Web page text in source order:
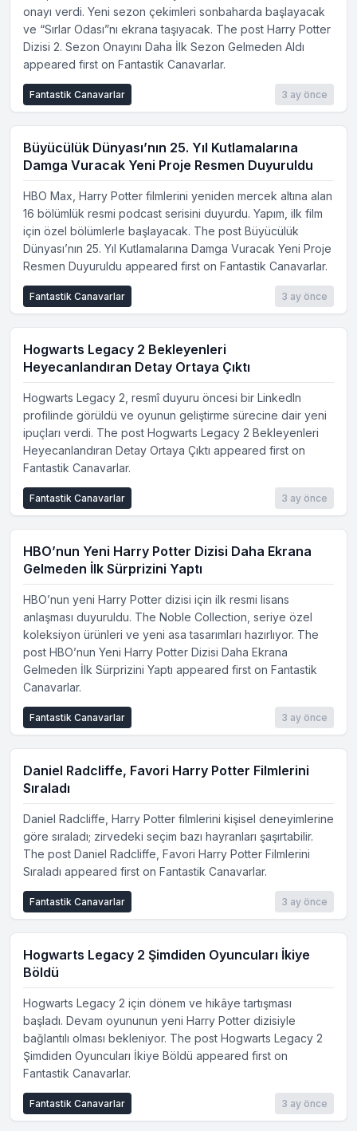
onayı verdi. Yeni sezon çekimleri sonbaharda başlayacak
ve “Sırlar Odası”nı ekrana taşıyacak. The post Harry Potter
Dizisi 2. Sezon Onayını Daha İlk Sezon Gelmeden Aldı
appeared first on Fantastik Canavarlar.
3 ay önce
Fantastik Canavarlar
Büyücülük Dünyası’nın 25. Yıl Kutlamalarına
Damga Vuracak Yeni Proje Resmen Duyuruldu
HBO Max, Harry Potter filmlerini yeniden mercek altına alan
16 bölümlük resmi podcast serisini duyurdu. Yapım, ilk film
için özel bölümlerle başlayacak. The post Büyücülük
Dünyası’nın 25. Yıl Kutlamalarına Damga Vuracak Yeni Proje
Resmen Duyuruldu appeared first on Fantastik Canavarlar.
3 ay önce
Fantastik Canavarlar
Hogwarts Legacy 2 Bekleyenleri
Heyecanlandıran Detay Ortaya Çıktı
Hogwarts Legacy 2, resmî duyuru öncesi bir LinkedIn
profilinde görüldü ve oyunun geliştirme sürecine dair yeni
ipuçları verdi. The post Hogwarts Legacy 2 Bekleyenleri
Heyecanlandıran Detay Ortaya Çıktı appeared first on
Fantastik Canavarlar.
3 ay önce
Fantastik Canavarlar
HBO’nun Yeni Harry Potter Dizisi Daha Ekrana
Gelmeden İlk Sürprizini Yaptı
HBO’nun yeni Harry Potter dizisi için ilk resmi lisans
anlaşması duyuruldu. The Noble Collection, seriye özel
koleksiyon ürünleri ve yeni asa tasarımları hazırlıyor. The
post HBO’nun Yeni Harry Potter Dizisi Daha Ekrana
Gelmeden İlk Sürprizini Yaptı appeared first on Fantastik
Canavarlar.
3 ay önce
Fantastik Canavarlar
Daniel Radcliffe, Favori Harry Potter Filmlerini
Sıraladı
Daniel Radcliffe, Harry Potter filmlerini kişisel deneyimlerine
göre sıraladı; zirvedeki seçim bazı hayranları şaşırtabilir.
The post Daniel Radcliffe, Favori Harry Potter Filmlerini
Sıraladı appeared first on Fantastik Canavarlar.
3 ay önce
Fantastik Canavarlar
Hogwarts Legacy 2 Şimdiden Oyuncuları İkiye
Böldü
Hogwarts Legacy 2 için dönem ve hikâye tartışması
başladı. Devam oyununun yeni Harry Potter dizisiyle
bağlantılı olması bekleniyor. The post Hogwarts Legacy 2
Şimdiden Oyuncuları İkiye Böldü appeared first on
Fantastik Canavarlar.
3 ay önce
Fantastik Canavarlar